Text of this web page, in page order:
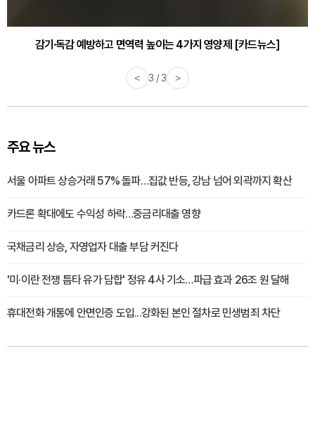
감기·독감 예방하고 면역력 높이는 4가지 영양제 [카드뉴스]
< 3 / 3 >
주요 뉴스
서울 아파트 상승거래 57% 돌파…집값 반등, 강남 넘어 외곽까지 확산
카드론 확대에도 수익성 하락…중금리대출 영향
국채금리 상승, 자영업자 대출 부담 커진다
'미·이란 전쟁 틈타 유가 담합' 정유 4사 기소…파급 효과 26조 원 달해
휴대전화 개통에 안면인증 도입...강화된 본인 절차로 민생범죄 차단